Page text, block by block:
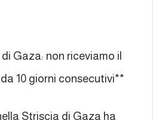
Gaza: non riceviamo il
10 giorni consecutivi**
Striscia di Gaza ha